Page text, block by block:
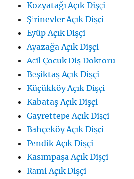
Kozyatağı Açık Dişçi
Şirinevler Açık Dişçi
Eyüp Açık Dişçi
Ayazağa Açık Dişçi
Acil Çocuk Diş Doktoru
Beşiktaş Açık Dişçi
Küçükköy Açık Dişçi
Kabataş Açık Dişçi
Gayrettepe Açık Dişçi
Bahçeköy Açık Dişçi
Pendik Açık Dişçi
Kasımpaşa Açık Dişçi
Rami Açık Dişçi